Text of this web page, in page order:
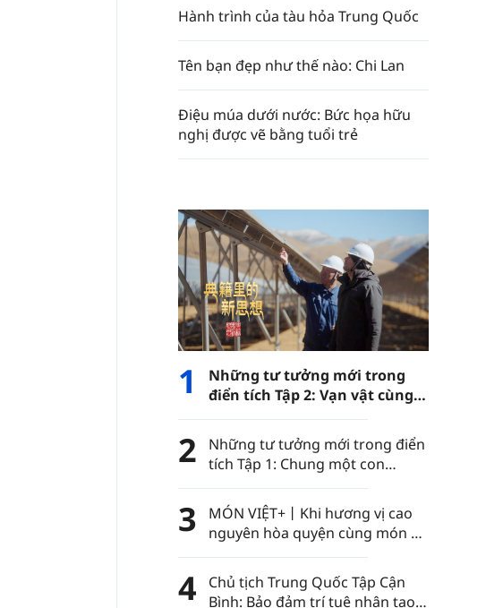
Hành trình của tàu hỏa Trung Quốc
Tên bạn đẹp như thế nào: Chi Lan
Điệu múa dưới nước: Bức họa hữu
nghị được vẽ bằng tuổi trẻ
1
Những tư tưởng mới trong
điển tích Tập 2: Vạn vật cùng
phát triển
2
Những tư tưởng mới trong điển
tích Tập 1: Chung một con
đường
3
MÓN VIỆT+丨Khi hương vị cao
nguyên hòa quyện cùng món ăn
Việt Nam……
4
Chủ tịch Trung Quốc Tập Cận
Bình: Bảo đảm trí tuệ nhân tạo